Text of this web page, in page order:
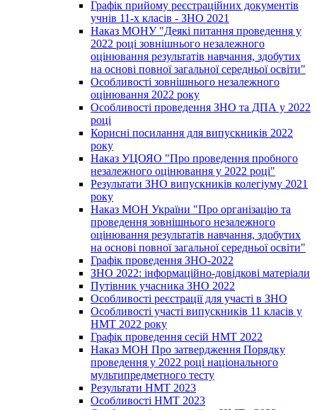
Графік прийому реєстраційних документів
учнів 11-х класів - ЗНО 2021
Наказ МОНУ "Деякі питання проведення у
2022 році зовнішнього незалежного
оцінювання результатів навчання, здобутих
на основі повної загальної середньої освіти"
Особливості зовнішнього незалежного
оцінювання 2022 року
Особливості проведення ЗНО та ДПА у 2022
році
Корисні посилання для випускників 2022
року
Наказ УЦОЯО "Про проведення пробного
незалежного оцінювання у 2022 році"
Результати ЗНО випускників колегіуму 2021
року
Наказ МОН України "Про організацію та
проведення зовнішнього незалежного
оцінювання результатів навчання, здобутих
на основі повної загальної середньої освіти"
Графік проведення ЗНО-2022
ЗНО 2022: інформаційно-довідкові матеріали
Путівник учасника ЗНО 2022
Особливості реєстрації для участі в ЗНО
Особливості участі випускників 11 класів у
НМТ 2022 року
Графік проведення сесій НМТ 2022
Наказ МОН Про затвердження Порядку
проведення у 2022 році національного
мультипредметного тесту
Результати НМТ 2023
Особливості НМТ 2023